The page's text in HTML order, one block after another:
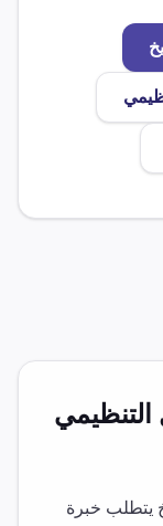
التنظيمي
يتطلب خبرة